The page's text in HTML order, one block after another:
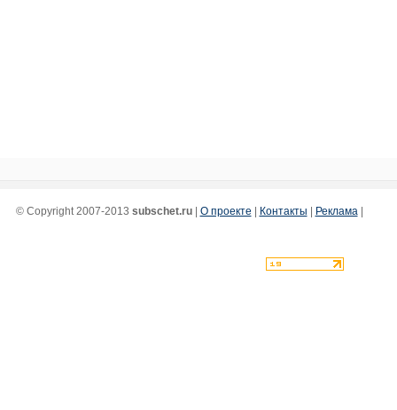
© Copyright 2007-2013 subschet.ru| О проекте Контакты Реклама|